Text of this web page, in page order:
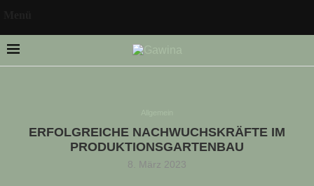
STELLENANGEBOTE!!!
ERFOLGREICHE NACHWUCHSKRÄFTE IM
PRODUKTIONSGARTENBAU
8. März 2023